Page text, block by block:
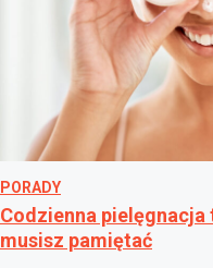
PORADY
Codzienna
musisz pamiętać